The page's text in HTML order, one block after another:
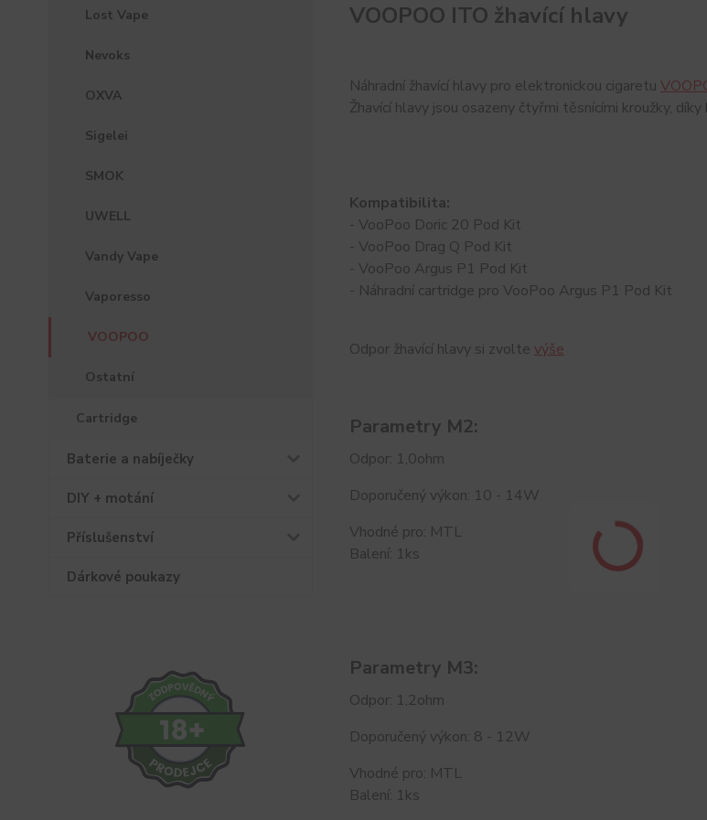
Lost Vape
Nevoks
OXVA
Sigelei
SMOK
UWELL
Vandy Vape
Vaporesso
VOOPOO
Ostatní
Cartridge
Baterie a nabíječky
DIY + motání
Příslušenství
Dárkové poukazy
VOOPOO ITO žhavící hlavy
Náhradní žhavící hlavy pro elektronickou cigaretu
Žhavící hlavy jsou osazeny čtyřmi těsnícími kroužky,
Kompatibilita:
- VooPoo Doric 20 Pod Kit
- VooPoo Drag Q Pod Kit
- VooPoo Argus P1 Pod Kit
- Náhradní cartridge pro VooPoo Argus P1 Pod Kit
Odpor žhavící hlavy si zvolte výše
Parametry M2:
Odpor: 1,0ohm
Doporučený výkon: 10 - 14W
Vhodné pro: MTL
Balení: 1ks
Parametry M3:
Odpor: 1,2ohm
Doporučený výkon: 8 - 12W
Vhodné pro: MTL
Balení: 1ks